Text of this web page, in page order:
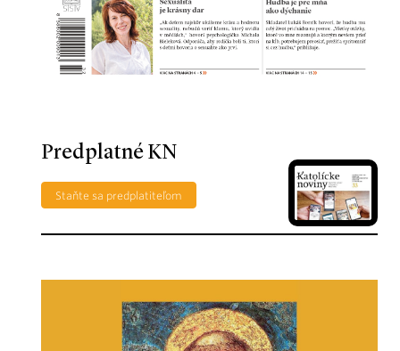
Predplatné KN
Staňte sa predplatiteľom